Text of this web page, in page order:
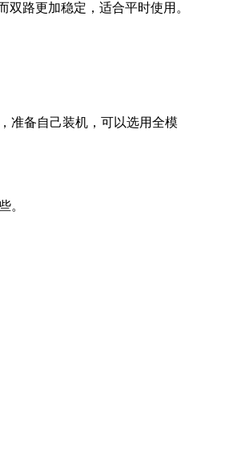
路更加稳定，适合平时使用。
准备自己装机，可以选用全模
。